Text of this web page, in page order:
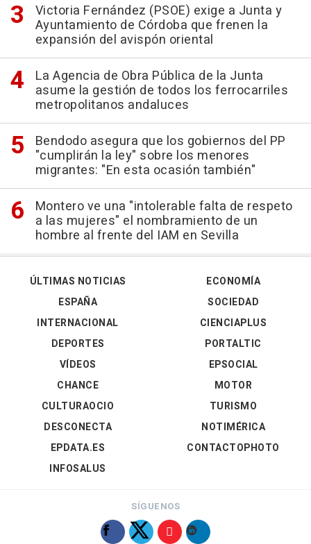
Victoria Fernández (PSOE) exige a Junta y
Ayuntamiento de Córdoba que frenen la
expansión del avispón oriental
La Agencia de Obra Pública de la Junta
asume la gestión de todos los ferrocarriles
metropolitanos andaluces
Bendodo asegura que los gobiernos del PP
"cumplirán la ley" sobre los menores
migrantes: "En esta ocasión también"
Montero ve una "intolerable falta de respeto
a las mujeres" el nombramiento de un
hombre al frente del IAM en Sevilla
ÚLTIMAS NOTICIAS
ESPAÑA
INTERNACIONAL
DEPORTES
VÍDEOS
ECONOMÍA
SOCIEDAD
CIENCIAPLUS
PORTALTIC
EPSOCIAL
CHANCE
CULTURAOCIO
DESCONECTA
EPDATA.ES
INFOSALUS
MOTOR
TURISMO
NOTIMÉRICA
CONTACTOPHOTO
SÍGUENOS